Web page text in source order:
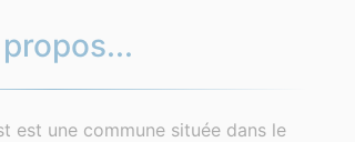
est une commune située dans le